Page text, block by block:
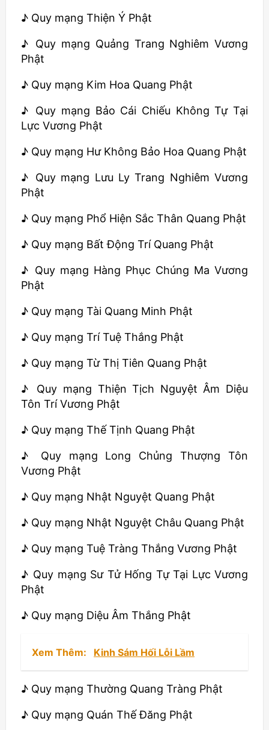
♪ Quy mạng Thiện Ý Phật
♪ Quy mạng Quảng Trang Nghiêm Vương
Phật
♪ Quy mạng Kim Hoa Quang Phật
♪ Quy mạng Bảo Cái Chiếu Không Tự Tại
Lực Vương Phật
♪ Quy mạng Hư Không Bảo Hoa Quang Phật
♪ Quy mạng Lưu Ly Trang Nghiêm Vương
Phật
♪ Quy mạng Phổ Hiện Sắc Thân Quang Phật
♪ Quy mạng Bất Động Trí Quang Phật
♪ Quy mạng Hàng Phục Chúng Ma Vương
Phật
♪ Quy mạng Tài Quang Minh Phật
♪ Quy mạng Trí Tuệ Thắng Phật
♪ Quy mạng Từ Thị Tiên Quang Phật
♪ Quy mạng Thiện Tịch Nguyệt Âm Diệu
Tôn Trí Vương Phật
♪ Quy mạng Thế Tịnh Quang Phật
♪ Quy mạng Long Chủng Thượng Tôn
Vương Phật
♪ Quy mạng Nhật Nguyệt Quang Phật
♪ Quy mạng Nhật Nguyệt Châu Quang Phật
♪ Quy mạng Tuệ Tràng Thắng Vương Phật
♪ Quy mạng Sư Tử Hống Tự Tại Lực Vương
Phật
♪ Quy mạng Diệu Âm Thắng Phật
Xem Thêm: Kinh Sám Hối Lỗi Lầm
♪ Quy mạng Thường Quang Tràng Phật
♪ Quy mạng Quán Thế Đăng Phật